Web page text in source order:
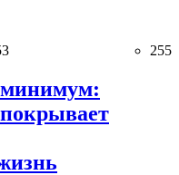
255
минимум: